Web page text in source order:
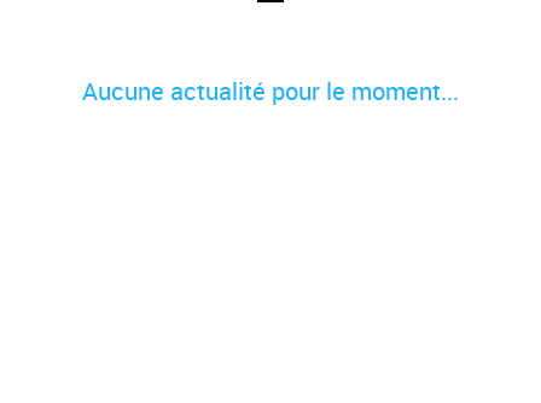
Aucune actualité pour le moment...